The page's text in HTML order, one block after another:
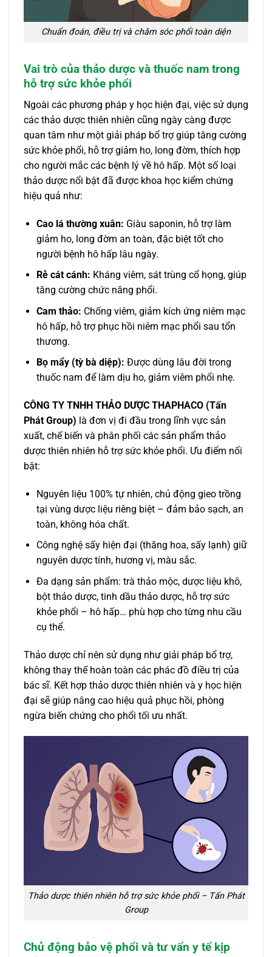
Chuẩn đoán, điều trị và chăm sóc phổi toàn diện
Vai trò của thảo dược và thuốc nam trong
hỗ trợ sức khỏe phổi
Ngoài các phương pháp y học hiện đại, việc sử dụng
các thảo dược thiên nhiên cũng ngày càng được
quan tâm như một giải pháp bổ trợ giúp tăng cường
sức khỏe phổi, hỗ trợ giảm ho, long đờm, thích hợp
cho người mắc các bệnh lý về hô hấp. Một số loại
thảo dược nổi bật đã được khoa học kiểm chứng
hiệu quả như:
Cao lá thường xuân: Giàu saponin, hỗ trợ làm
giảm ho, long đờm an toàn, đặc biệt tốt cho
người bệnh hô hấp lâu ngày.
Rễ cát cánh: Kháng viêm, sát trùng cổ họng, giúp
tăng cường chức năng phổi.
Cam thảo: Chống viêm, giảm kích ứng niêm mạc
hô hấp, hỗ trợ phục hồi niêm mạc phổi sau tổn
thương.
Bọ mẩy (tỳ bà diệp): Được dùng lâu đời trong
thuốc nam để làm dịu ho, giảm viêm phổi nhẹ.
CÔNG TY TNHH THẢO DƯỢC THAPHACO (Tấn
Phát Group) là đơn vị đi đầu trong lĩnh vực sản
xuất, chế biến và phân phối các sản phẩm thảo
dược thiên nhiên hỗ trợ sức khỏe phổi. Ưu điểm nổi
bật:
Nguyên liệu 100% tự nhiên, chủ động gieo trồng
tại vùng dược liệu riêng biệt – đảm bảo sạch, an
toàn, không hóa chất.
Công nghệ sấy hiện đại (thăng hoa, sấy lạnh) giữ
nguyên dược tính, hương vị, màu sắc.
Đa dạng sản phẩm: trà thảo mộc, dược liệu khô,
bột thảo dược, tinh dầu thảo dược, hỗ trợ sức
khỏe phổi – hô hấp… phù hợp cho từng nhu cầu
cụ thể.
Thảo dược chỉ nên sử dụng như giải pháp bổ trợ,
không thay thế hoàn toàn các phác đồ điều trị của
bác sĩ. Kết hợp thảo dược thiên nhiên và y học hiện
đại sẽ giúp nâng cao hiệu quả phục hồi, phòng
ngừa biến chứng cho phổi tối ưu nhất.
Thảo dược thiên nhiên hỗ trợ sức khỏe phổi – Tấn Phát
Group
Chủ động bảo vệ phổi và tư vấn y tế kịp